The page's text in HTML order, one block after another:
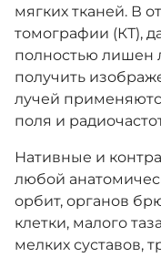
мягких тканей. В
томографии (КТ),
полностью лишен
получить
лучей
поля и
Нативные и
любой
орбит, органов
клетки, малого
мелких суставов,